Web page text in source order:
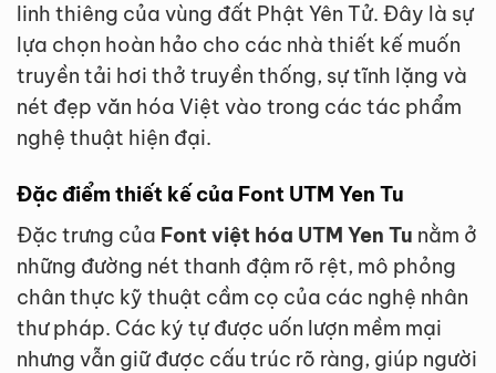
linh thiêng của vùng đất Phật Yên Tử. Đây là sự
lựa chọn hoàn hảo cho các nhà thiết kế muốn
truyền tải hơi thở truyền thống, sự tĩnh lặng và
nét đẹp văn hóa Việt vào trong các tác phẩm
nghệ thuật hiện đại.
Đặc điểm thiết kế của Font UTM Yen Tu
Đặc trưng của Font việt hóa UTM Yen Tu nằm ở
những đường nét thanh đậm rõ rệt, mô phỏng
chân thực kỹ thuật cầm cọ của các nghệ nhân
thư pháp. Các ký tự được uốn lượn mềm mại
nhưng vẫn giữ được cấu trúc rõ ràng, giúp người